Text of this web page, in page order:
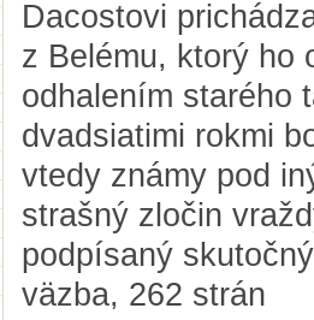
Dacostovi
z Belému, ktorý ho
odhalením starého
dvadsiatimi rokmi
vtedy známy pod
strašný zločin
podpísaný
väzba, 262 strán